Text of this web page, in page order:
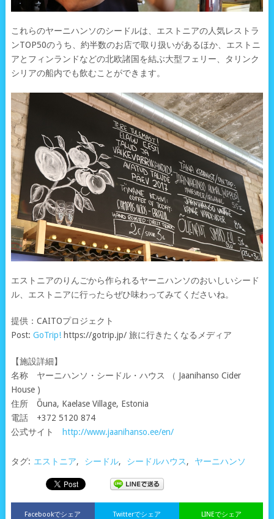
これらのヤーニハンソのシードルは、エストニアの人気レストラ
ンTOP50のうち、約半数のお店で取り扱いがあるほか、エストニ
アとフィンランドなどの北欧諸国を結ぶ大型フェリー、タリンク
シリアの船内でも飲むことができます。
エストニアのりんごから作られるヤーニハンソのおいしいシード
ル、エストニアに行ったらぜひ味わってみてくださいね。
提供：CAITOプロジェクト
Post: GoTrip!https://gotrip.jp/ 旅に行きたくなるメディア
【施設詳細】
名称 ヤーニハンソ・シードル・ハウス （ Jaanihanso Cider
House )
住所 Õuna, Kaelase Village, Estonia
電話 +372 5120 874
公式サイト
http://www.jaanihanso.ee/en/
タグ: エストニア, シードル, シードルハウス, ヤーニハンソ
Facebookでシェア LINEでシェア
Twitterでシェア